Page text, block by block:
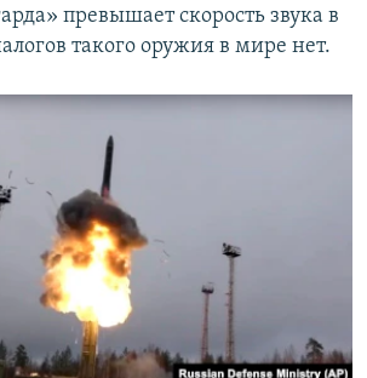
превышает скорость звука в
такого оружия в мире нет.